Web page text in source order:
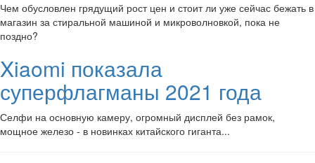
Чем обусловлен грядущий рост цен и стоит ли уже сейчас бежать в
магазин за стиральной машиной и микроволновкой, пока не
поздно?
Xiaomi показала
суперфлагманы 2021 года
Селфи на основную камеру, огромный дисплей без рамок,
мощное железо - в новинках китайского гиганта...